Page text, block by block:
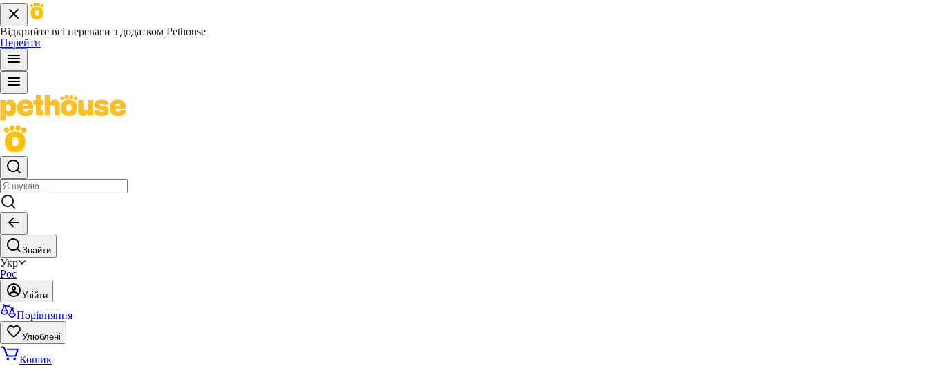
Відкрийте всі переваги з додатком Pethouse
Перейти
Знайти
Укр
Рос
Увійти
Порівняння
Улюблені
Кошик